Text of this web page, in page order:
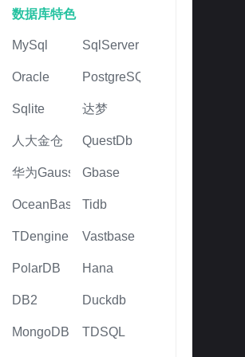
数据库特色
MySql SqlServer
Oracle PostgreSQL
Sqlite 达梦
人大金仓 QuestDb
华为Gauss Gbase
OceanBase Tidb
TDengine Vastbase
PolarDB Hana
DB2 Duckdb
MongoDB TDSQL